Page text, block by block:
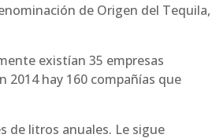
de Origen del Tequila,
existían 35 empresas
2014 hay 160 compañías que
de litros anuales. Le sigue